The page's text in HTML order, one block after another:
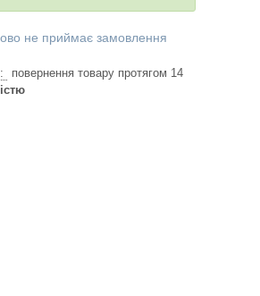
не приймає замовлення
повернення товару протягом 14